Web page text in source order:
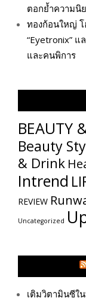
ตอกย้ำความนิ
ทองก้อนใหญ่ โ
“Eyetronix”
และคนพิการ
BEAUTY
Beauty
& Drink
Intrend
REVIEW
Uncategorized
เติมวิตามินซีใ